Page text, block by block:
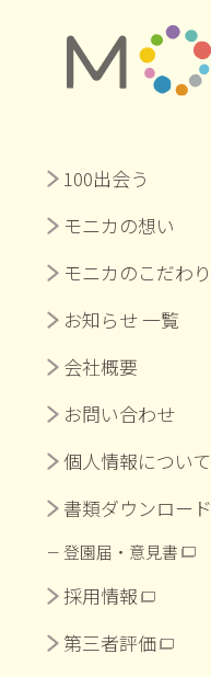
100出会う
モニカの想い
モニカのこだわり
お知らせ 一覧
会社概要
お問い合わせ
個人情報について
書類ダウンロード
登園届・意見書
採用情報
第三者評価